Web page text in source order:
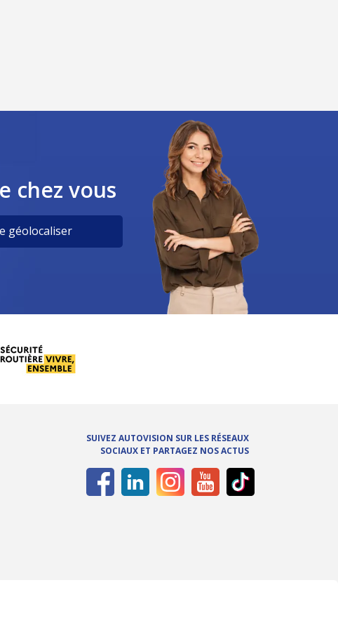
chez vous
géolocaliser
SUIVEZ AUTOVISION SUR LES RÉSEAUX
SOCIAUX ET PARTAGEZ NOS ACTUS